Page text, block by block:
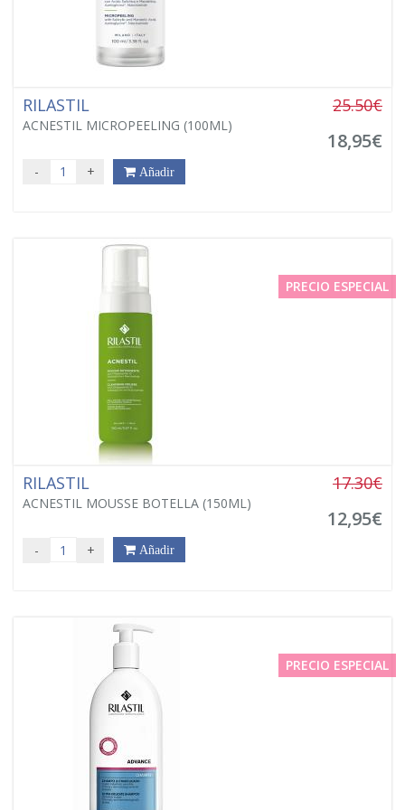
RILASTIL
ACNESTIL MICROPEELING (100ML)
25.50€
18,95€
- + Añadir
PRECIO ESPECIAL
RILASTIL
ACNESTIL MOUSSE BOTELLA (150ML)
17.30€
12,95€
- + Añadir
PRECIO ESPECIAL